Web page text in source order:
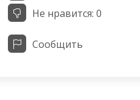
Не нравится: 0
Сообщить